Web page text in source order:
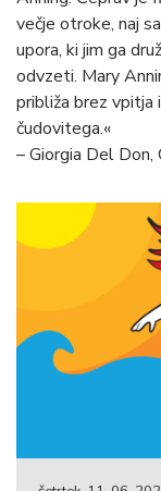
večje otroke, naj
upora, ki jim ga
odvzeti. Mary
približa brez vpitja
čudovitega.«
– Giorgia Del Don,